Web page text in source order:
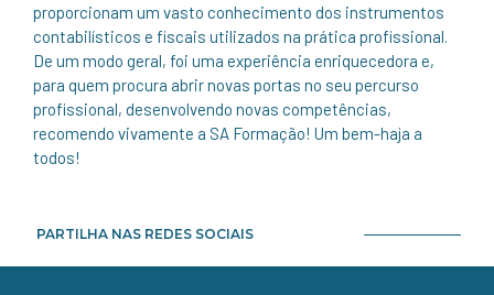
proporcionam um vasto conhecimento dos instrumentos
contabilísticos e fiscais utilizados na prática profissional.
De um modo geral, foi uma experiência enriquecedora e,
para quem procura abrir novas portas no seu percurso
profissional, desenvolvendo novas competências,
recomendo vivamente a SA Formação! Um bem-haja a
todos!
PARTILHA NAS REDES SOCIAIS